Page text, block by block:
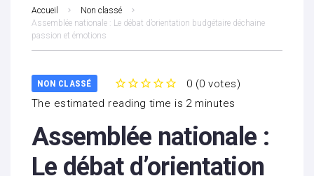
Accueil
Non classé
Assemblée nationale : Le débat d’orientation budgétaire déchaine
passion et émotions
NON CLASSÉ
2
0 (0 votes)
The estimated reading time is 2 minutes
Assemblée nationale :
Le débat d’orientation